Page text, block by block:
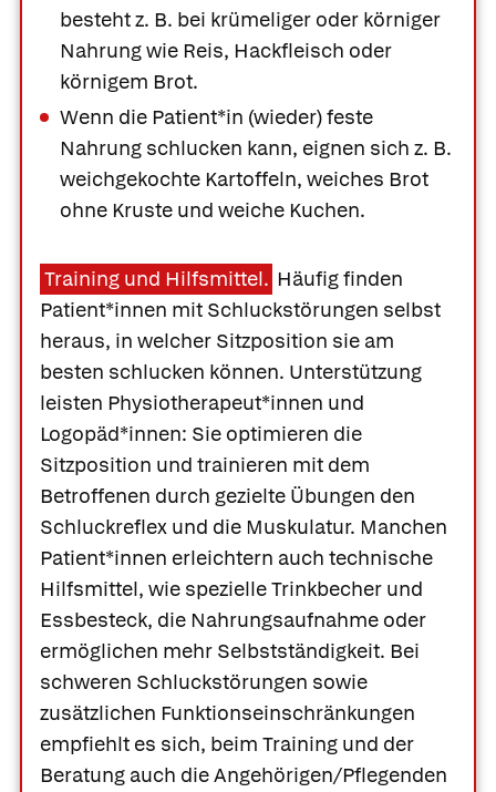
besteht z. B. bei krümeliger oder körniger
Nahrung wie Reis, Hackfleisch oder
körnigem Brot.
Wenn die Patient*in (wieder) feste
Nahrung schlucken kann, eignen sich z. B.
weichgekochte Kartoffeln, weiches Brot
ohne Kruste und weiche Kuchen.
Training und Hilfsmittel. Häufig finden
Patient*innen mit Schluckstörungen selbst
heraus, in welcher Sitzposition sie am
besten schlucken können. Unterstützung
leisten Physiotherapeut*innen und
Logopäd*innen: Sie optimieren die
Sitzposition und trainieren mit dem
Betroffenen durch gezielte Übungen den
Schluckreflex und die Muskulatur. Manchen
Patient*innen erleichtern auch technische
Hilfsmittel, wie spezielle Trinkbecher und
Essbesteck, die Nahrungsaufnahme oder
ermöglichen mehr Selbstständigkeit. Bei
schweren Schluckstörungen sowie
zusätzlichen Funktionseinschränkungen
empfiehlt es sich, beim Training und der
Beratung auch die Angehörigen/Pflegenden